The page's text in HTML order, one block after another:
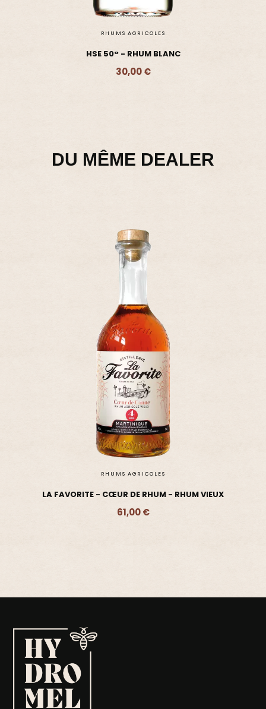
DU MÊME DEALER
RHUMS AGRICOLES
LA FAVORITE - CŒUR DE RHUM - RHUM VIEUX
61,00 €
Ajouter - 61,00 €